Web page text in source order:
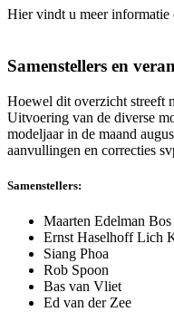
Hier vindt u meer informatie
Samenstellers en
Hoewel dit overzicht streeft
Uitvoering van de diverse
modeljaar in de maand
aanvullingen en correcties
Samenstellers:
Maarten Edelman Bos
Ernst Haselhoff Lich
Siang Phoa
Rob Spoon
Bas van Vliet
Ed van der Zee